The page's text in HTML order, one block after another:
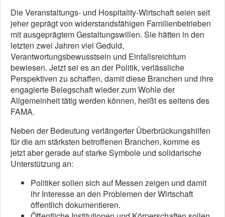
Die Veranstaltungs- und Hospitality-Wirtschaft seien seit
jeher geprägt von widerstandsfähigen Familienbetrieben
mit ausgeprägtem Gestaltungswillen. Sie hätten in den
letzten zwei Jahren viel Geduld,
Verantwortungsbewusstsein und Einfallsreichtum
bewiesen. Jetzt sei es an der Politik, verlässliche
Perspektiven zu schaffen, damit diese Branchen und ihre
engagierte Belegschaft wieder zum Wohle der
Allgemeinheit tätig werden können, heißt es seitens des
FAMA.
Neben der Bedeutung verlängerter Überbrückungshilfen
für die am stärksten betroffenen Branchen, komme es
jetzt aber gerade auf starke Symbole und solidarische
Unterstützung an:
Politiker sollen sich auf Messen zeigen und damit
ihr Interesse an den Problemen der Wirtschaft
öffentlich dokumentieren.